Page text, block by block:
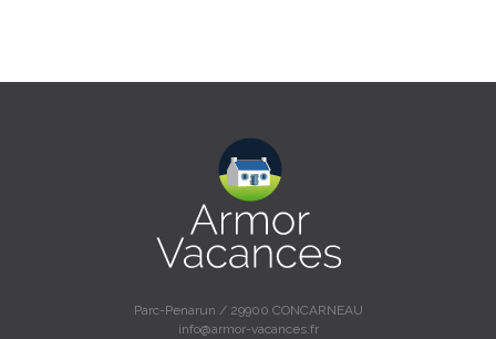
Parc-Penarun / 29900 CONCARNEAU
info@armor-vacances.fr